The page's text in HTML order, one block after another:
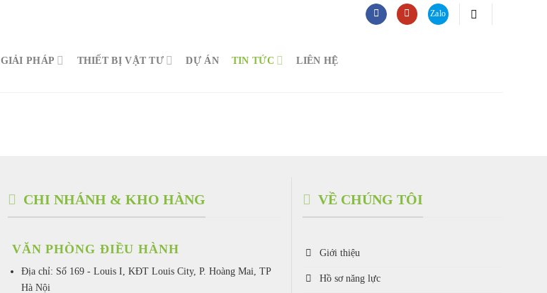
GIẢI PHÁP THIẾT BỊ VẬT TƯ DỰ ÁN TIN TỨC LIÊN HỆ
CHI NHÁNH & KHO HÀNG
VĂN PHÒNG ĐIỀU HÀNH
Địa chỉ: Số 169 - Louis I, KĐT Louis City, P. Hoàng Mai, TP
Hà Nội
VỀ CHÚNG TÔI
Giới thiệu
Hồ sơ năng lực